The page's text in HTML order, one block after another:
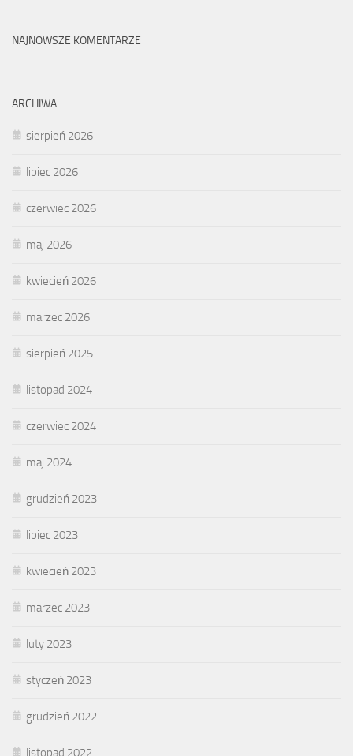
NAJNOWSZE KOMENTARZE
ARCHIWA
sierpień 2026
lipiec 2026
czerwiec 2026
maj 2026
kwiecień 2026
marzec 2026
sierpień 2025
listopad 2024
czerwiec 2024
maj 2024
grudzień 2023
lipiec 2023
kwiecień 2023
marzec 2023
luty 2023
styczeń 2023
grudzień 2022
listopad 2022